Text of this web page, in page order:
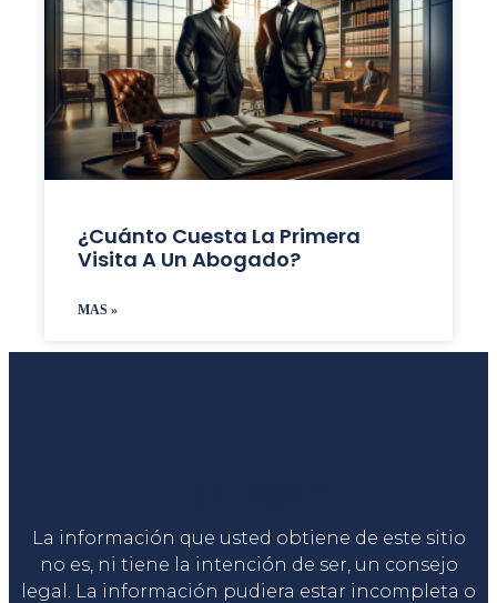
¿Cuánto Cuesta La Primera
Visita A Un Abogado?
MAS »
La información que usted obtiene de este sitio
no es, ni tiene la intención de ser, un consejo
legal. La información pudiera estar incompleta o